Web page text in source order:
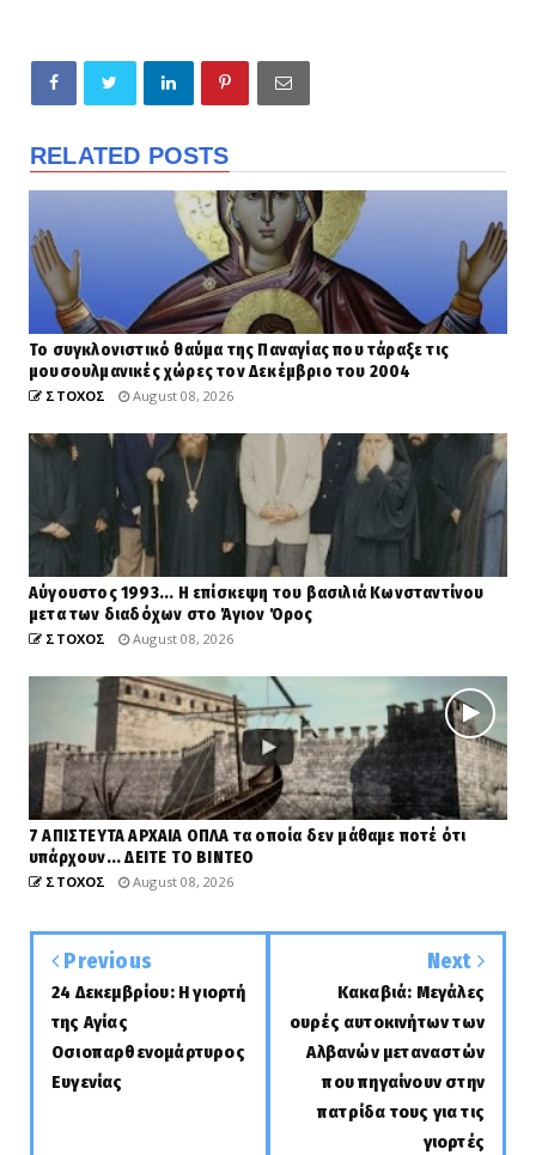
RELATED POSTS
Το συγκλονιστικό θαύμα της Παναγίας που τάραξε τις
μουσουλμανικές χώρες τον Δεκέμβριο του 2004
ΣΤΟΧΟΣ August 08, 2026
Αύγουστος 1993... Η επίσκεψη του βασιλιά Κωνσταντίνου
μετα των διαδόχων στο Άγιον Όρος
ΣΤΟΧΟΣ August 08, 2026
7 ΑΠΙΣΤΕΥΤΑ ΑΡΧΑΙΑ ΟΠΛΑ τα οποία δεν μάθαμε ποτέ ότι
υπάρχουν... ΔΕΙΤΕ ΤΟ ΒΙΝΤΕΟ
ΣΤΟΧΟΣ August 08, 2026
Previous
24 Δεκεμβρίου: Η γιορτή
της Αγίας
Οσιοπαρθενομάρτυρος
Ευγενίας
Next
Κακαβιά: Μεγάλες
ουρές αυτοκινήτων των
Αλβανών μεταναστών
που πηγαίνουν στην
πατρίδα τους για τις
γιορτές